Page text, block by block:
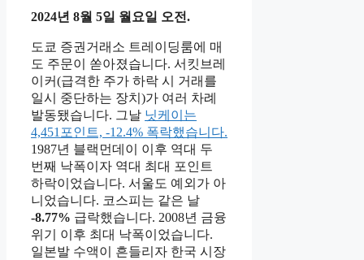
2024년 8월 5일 월요일 오전.
도쿄 증권거래소 트레이딩룸에 매
도 주문이 쏟아졌습니다. 서킷브레
이커(급격한 주가 하락 시 거래를
일시 중단하는 장치)가 여러 차례
발동됐습니다. 그날 닛케이는
4,451포인트, -12.4% 폭락했습니다.
1987년 블랙먼데이 이후 역대 두
번째 낙폭이자 역대 최대 포인트
하락이었습니다. 서울도 예외가 아
니었습니다. 코스피는 같은 날
-8.77% 급락했습니다. 2008년 금융
위기 이후 최대 낙폭이었습니다.
일본발 수액이 흔들리자 한국 시장